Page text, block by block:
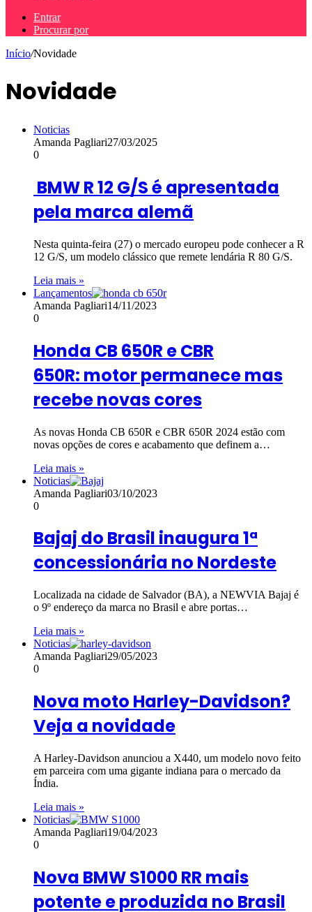
Entrar
Procurar por
Início/Novidade
Novidade
Noticias
Amanda Pagliari27/03/2025
0
BMW R 12 G/S é apresentada
pela marca alemã
Nesta quinta-feira (27) o mercado europeu pode conhecer a R
12 G/S, um modelo clássico que remete lendária R 80 G/S.
Leia mais »
Lançamentos
Amanda Pagliari14/11/2023
0
Honda CB 650R e CBR
650R: motor permanece mas
recebe novas cores
As novas Honda CB 650R e CBR 650R 2024 estão com
novas opções de cores e acabamento que definem a…
Leia mais »
Noticias
Amanda Pagliari03/10/2023
0
Bajaj do Brasil inaugura 1ª
concessionária no Nordeste
Localizada na cidade de Salvador (BA), a NEWVIA Bajaj é
o 9º endereço da marca no Brasil e abre portas…
Leia mais »
Noticias
Amanda Pagliari29/05/2023
0
Nova moto Harley-Davidson?
Veja a novidade
A Harley-Davidson anunciou a X440, um modelo novo feito
em parceira com uma gigante indiana para o mercado da
Índia.
Leia mais »
Noticias
Amanda Pagliari19/04/2023
0
Nova BMW S1000 RR mais
potente e produzida no Brasil